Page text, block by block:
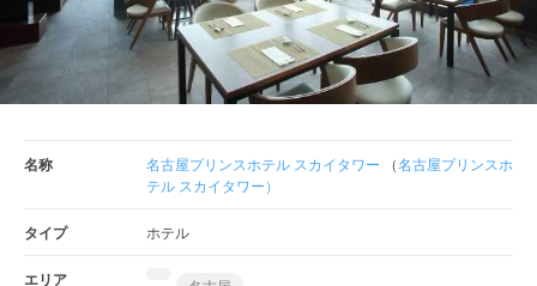
名称 名古屋プリンスホテル スカイタワー （名古屋プリンスホ
テル スカイタワー）
タイプ ホテル
エリア